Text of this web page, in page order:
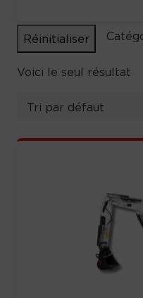
Réinitialiser
Voici le seul résultat